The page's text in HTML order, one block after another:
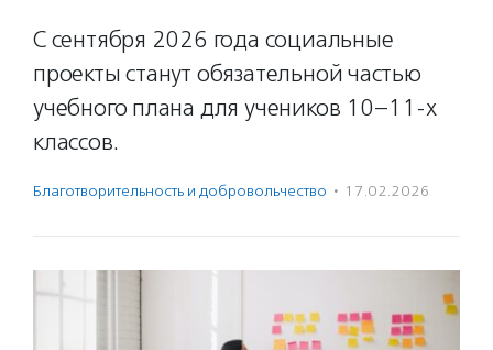
С сентября 2026 года социальные
проекты станут обязательной частью
учебного плана для учеников 10–11-х
классов.
Благотвори­тель­ность и доброволь­чест­во · 17.02.2026